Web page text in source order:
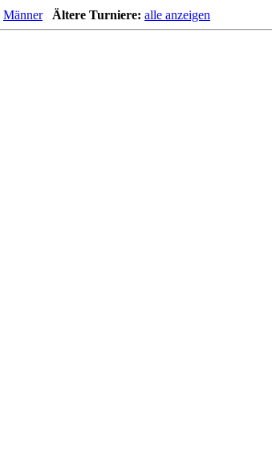
Männer Ältere Turniere: alle anzeigen